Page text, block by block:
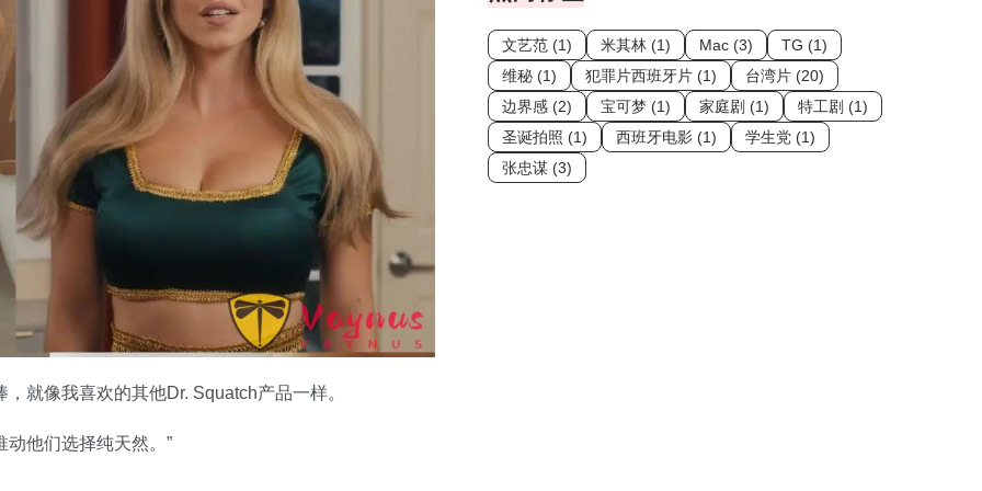
就像我喜欢的其他Dr. Squatch产品一样。
他们选择纯天然。”
文艺范 (1) 米其林 (1) Mac (3)
TG (1)
维秘 (1)
犯罪片西班牙片 (1)
台湾片 (20)
边界感 (2)
宝可梦 (1) 家庭剧 (1)
特工剧 (1)
圣诞拍照 (1)
西班牙电影 (1)
学生党 (1)
张忠谋 (3)